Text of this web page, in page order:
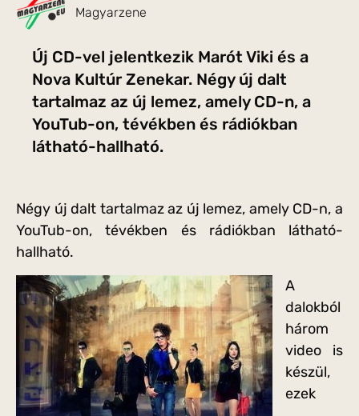
Magyarzene
Új CD-vel jelentkezik Marót Viki és a
Nova Kultúr Zenekar. Négy új dalt
tartalmaz az új lemez, amely CD-n, a
YouTub-on, tévékben és rádiókban
látható-hallható.
Négy új dalt tartalmaz az új lemez, amely CD-n, a
YouTub-on, tévékben és rádiókban látható-
hallható.
A
dalokból
három
video is
készül,
ezek